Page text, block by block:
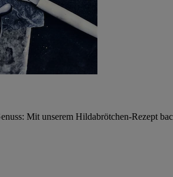
Mit unserem Hildabrötchen-Rezept